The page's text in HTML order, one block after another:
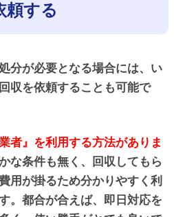
頼する
分が必要となる場合には、い
収を依頼することも可能で
者』を利用する方法がありま
な条件も無く、回収してもら
用が掛るため分かりやすく利
。都合が合えば、即日対応を